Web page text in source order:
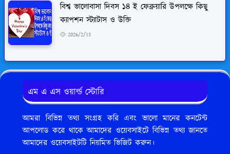
বিশ্ব ভালোবাসা দিবস ১৪ ই ফেব্রুয়ারি উপলক্ষে কিছু
ক্যাপশন স্ট্যাটাস ও উক্তি
2026/2/13
এম এ এস ওয়ার্ল্ড স্টোরি
আমরা বিভিন্ন তথ্য সংগ্রহ করি এবং ভালো মানের কনটেন্ট
আপলোড করে থাকে আমাদের ওয়েবসাইটে বিভিন্ন তথ্য জানতে
আমাদের ওয়েবসাইটটি নিয়মিত ভিজিট করুন।